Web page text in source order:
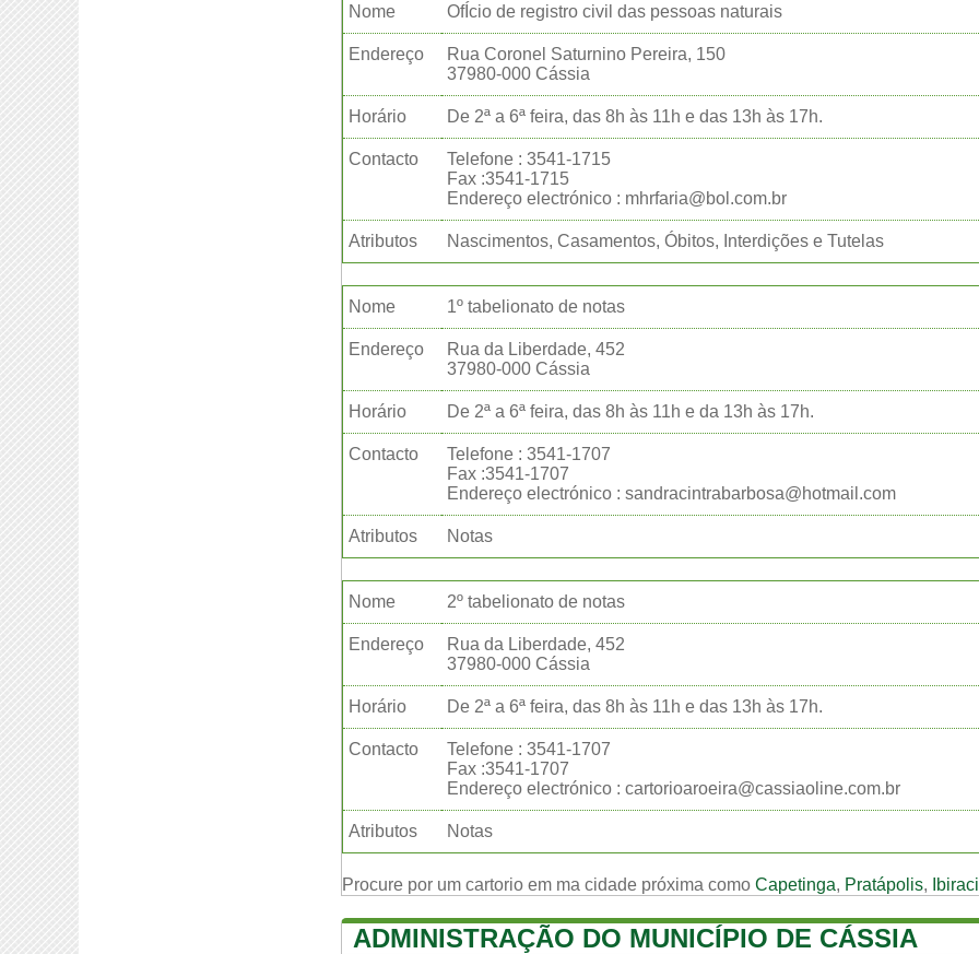
Nome OfÍcio de registro civil das pessoas naturais
Endereço
Rua Coronel Saturnino Pereira, 150
37980-000 Cássia
Horário De 2ª a 6ª feira, das 8h às 11h e das 13h às 17h.
Contacto
Telefone : 3541-1715
Fax :3541-1715
Endereço electrónico : mhrfaria@bol.com.br
Atributos Nascimentos, Casamentos, Óbitos, Interdições e Tutelas
Nome 1º tabelionato de notas
Endereço
Rua da Liberdade, 452
37980-000 Cássia
Horário De 2ª a 6ª feira, das 8h às 11h e da 13h às 17h.
Contacto
Telefone : 3541-1707
Fax :3541-1707
Endereço electrónico : sandracintrabarbosa@hotmail.com
Atributos Notas
Nome 2º tabelionato de notas
Endereço
Rua da Liberdade, 452
37980-000 Cássia
Horário De 2ª a 6ª feira, das 8h às 11h e das 13h às 17h.
Contacto
Telefone : 3541-1707
Fax :3541-1707
Endereço electrónico : cartorioaroeira@cassiaoline.com.br
Atributos Notas
Procure por um cartorio em ma cidade próxima como Capetinga, Pratápolis, Ibiraci
ADMINISTRAÇÃO DO MUNICÍPIO DE CÁSSIA